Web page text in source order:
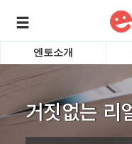
학습도우미 G1
엔토소개
거짓없는 리